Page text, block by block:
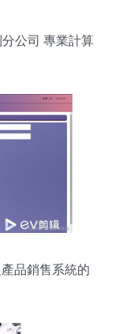
分公司 專業計算
品銷售系統的